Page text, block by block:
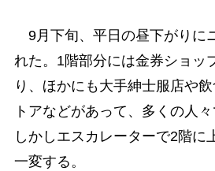
9月下旬、平日の昼下がりに
れた。1階部分には金券ショッ
り、ほかにも大手紳士服店や
トアなどがあって、多くの人々
しかしエスカレーターで2階に
一変する。